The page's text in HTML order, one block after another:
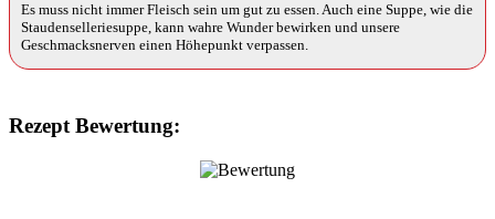
Es muss nicht immer Fleisch sein um gut zu essen. Auch eine Suppe, wie die
Staudenselleriesuppe, kann wahre Wunder bewirken und unsere
Geschmacksnerven einen Höhepunkt verpassen.
Rezept Bewertung: